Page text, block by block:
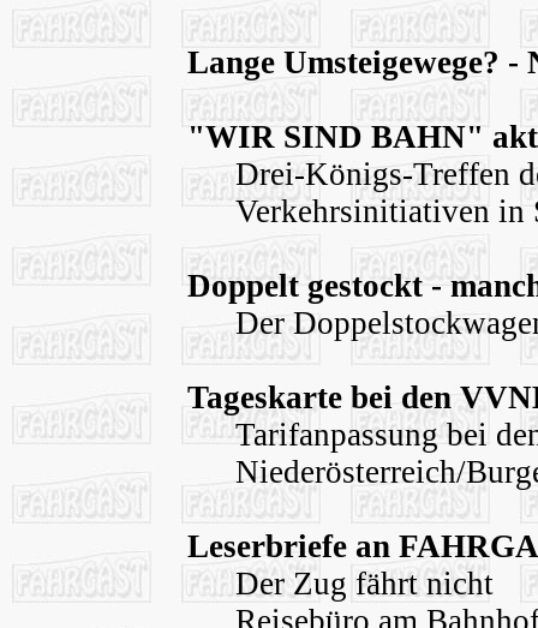
Lange Umsteigewege?
"WIR SIND BAHN"
Drei-Königs-Treffen
Verkehrsinitiativen in
Doppelt gestockt -
Der
Tageskarte bei den
Tarifanpassung bei
Niederösterreich/
Leserbriefe an
Der Zug fährt nicht
Reisebüro am